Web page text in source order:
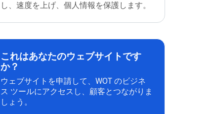
し、速度を上げ、個人情報を保護します。
これはあなたのウェブサイトです
か？
ウェブサイトを申請して、WOT のビジネ
ス ツールにアクセスし、顧客とつながりま
しょう。